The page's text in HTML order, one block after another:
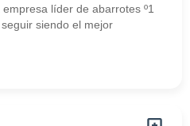
líder de abarrotes º1
siendo el mejor